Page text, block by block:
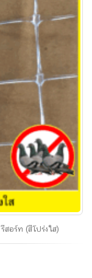
อร์ท (สีโปร่งใส)